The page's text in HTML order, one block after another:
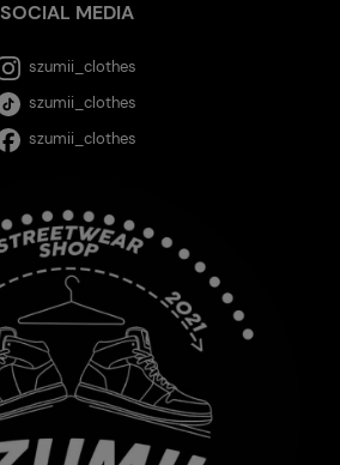
SOCIAL MEDIA
szumii_clothes
szumii_clothes
szumii_clothes